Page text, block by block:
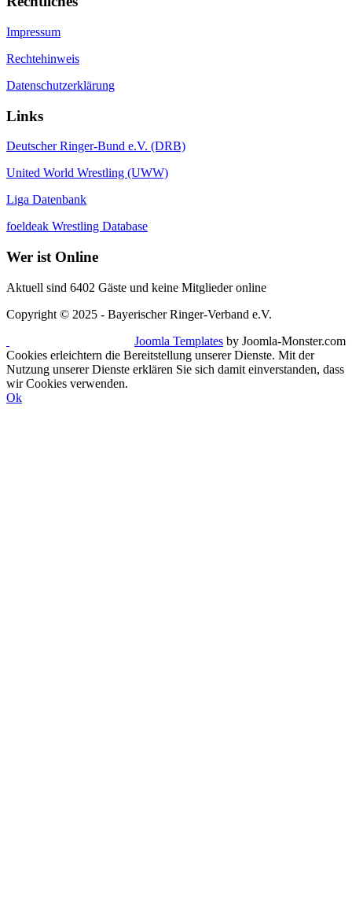
Impressum
Rechtehinweis
Datenschutzerklärung
Links
Deutscher Ringer-Bund e.V. (DRB)
United World Wrestling (UWW)
Liga Datenbank
foeldeak Wrestling Database
Wer ist Online
Aktuell sind 6402 Gäste und keine Mitglieder online
Copyright © 2025 - Bayerischer Ringer-Verband e.V.
Joomla Templates by Joomla-Monster.com
Cookies erleichtern die Bereitstellung unserer Dienste. Mit der
Nutzung unserer Dienste erklären Sie sich damit einverstanden, dass
wir Cookies verwenden.
Ok